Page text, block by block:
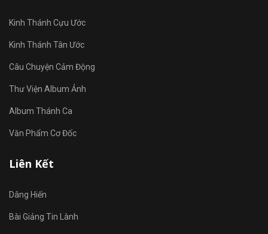
Kinh Thánh Cựu Ước
Kinh Thánh Tân Ước
Câu Chuyện Cảm Động
Thư Viện Album Ảnh
Album Thánh Ca
Văn Phẩm Cơ Đốc
Liên Kết
Dâng Hiến
Bài Giảng Tin Lành